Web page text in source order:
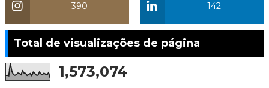
142
390
Total de visualizações de página
1,573,074